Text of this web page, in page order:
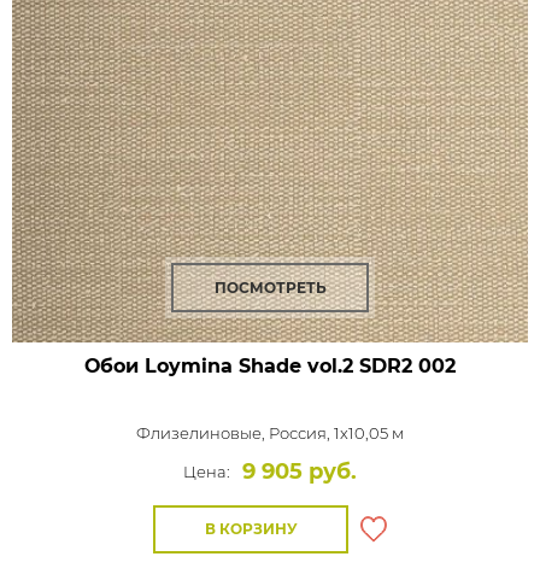
ПОСМОТРЕТЬ
Обои Loymina Shade vol.2 SDR2 002
Флизелиновые, Россия, 1x10,05 м
Цена:
9 905 руб.
В КОРЗИНУ